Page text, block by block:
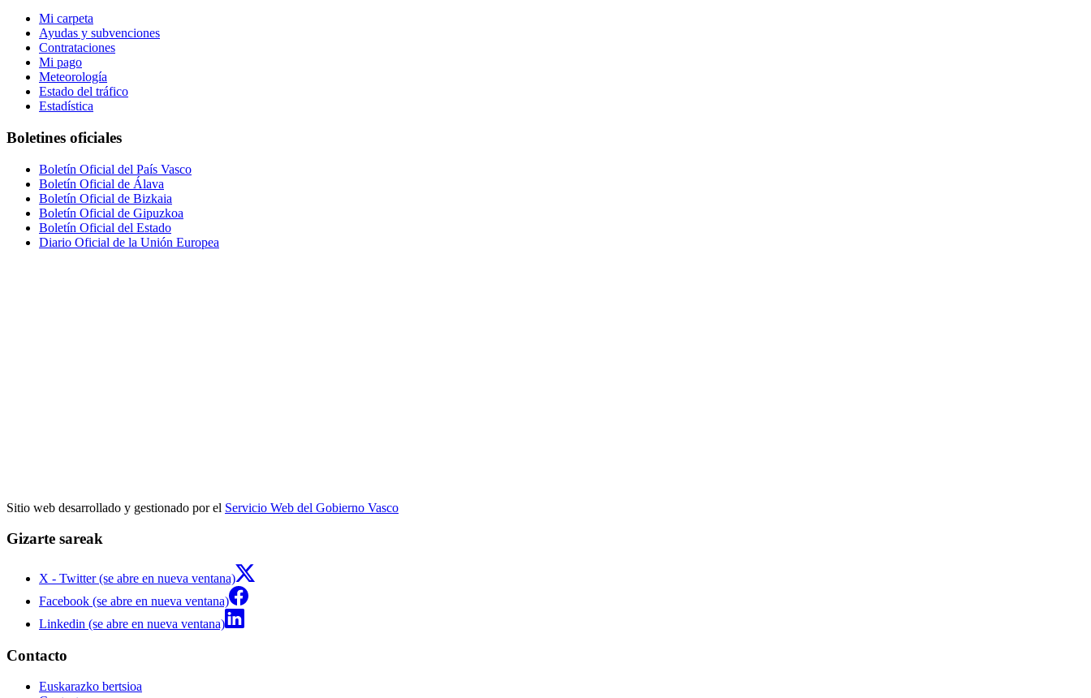
Mi carpeta
Ayudas y subvenciones
Contrataciones
Mi pago
Meteorología
Estado del tráfico
Estadística
Boletines oficiales
Boletín Oficial del País Vasco
Boletín Oficial de Álava
Boletín Oficial de Bizkaia
Boletín Oficial de Gipuzkoa
Boletín Oficial del Estado
Diario Oficial de la Unión Europea
Sitio web desarrollado y gestionado por el Servicio Web del Gobierno Vasco
Gizarte sareak
X - Twitter (se abre en nueva ventana)
Facebook (se abre en nueva ventana)
Linkedin (se abre en nueva ventana)
Contacto
Euskarazko bertsioa